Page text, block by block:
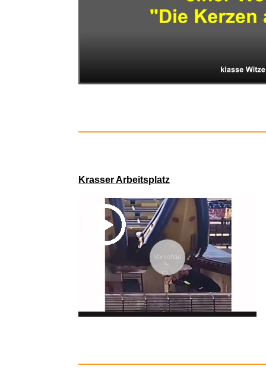
WISO
Krasser Arbeitsplatz
Vorschau